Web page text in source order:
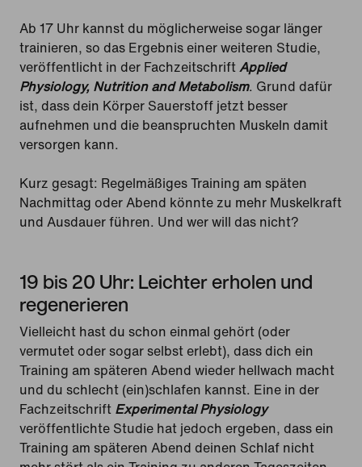
Ab 17 Uhr kannst du möglicherweise sogar länger
trainieren, so das Ergebnis einer weiteren Studie,
veröffentlicht in der FachzeitschriftApplied
Physiology, Nutrition and Metabolism. Grund dafür
ist, dass dein Körper Sauerstoff jetzt besser
aufnehmen und die beanspruchten Muskeln damit
versorgen kann.
Kurz gesagt: Regelmäßiges Training am späten
Nachmittag oder Abend könnte zu mehr Muskelkraft
und Ausdauer führen. Und wer will das nicht?
19 bis 20 Uhr: Leichter erholen und
regenerieren
Vielleicht hast du schon einmal gehört (oder
vermutet oder sogar selbst erlebt), dass dich ein
Training am späteren Abend wieder hellwach macht
und du schlecht (ein)schlafen kannst. Eine in der
Fachzeitschrift Experimental Physiology
veröffentlichte Studie hat jedoch ergeben, dass ein
Training am späteren Abend deinen Schlaf nicht